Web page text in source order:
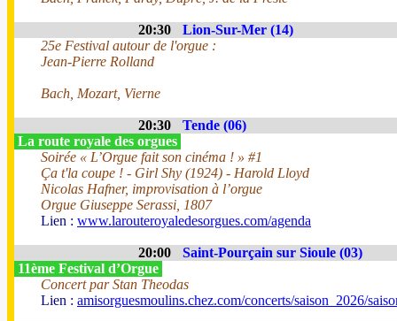
20:30
Lion-Sur-Mer (14)
25e Festival autour de l'orgue :
Jean-Pierre Rolland
Bach, Mozart, Vierne
20:30
Tende (06)
La route royale des orgues
Soirée « L’Orgue fait son cinéma ! » #1
Ça t'la coupe ! - Girl Shy (1924) - Harold Lloyd
Nicolas Hafner, improvisation à l’orgue
Orgue Giuseppe Serassi, 1807
Lien : www.larouteroyaledesorgues.com/agenda
20:00
Saint-Pourçain sur Sioule (03)
11ème Festival d’Orgue
Concert par Stan Theodas
Lien : amisorguesmoulins.chez.com/concerts/saison_2026/